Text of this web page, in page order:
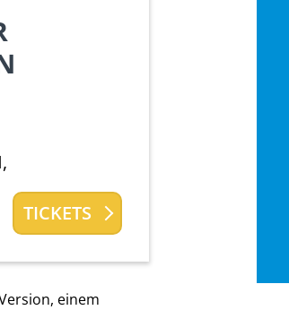
TICKETS
einem